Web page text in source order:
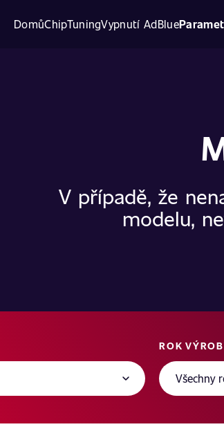
DomůChipTuningVypnutí AdBlue
V případě, že
modelu,
ROK